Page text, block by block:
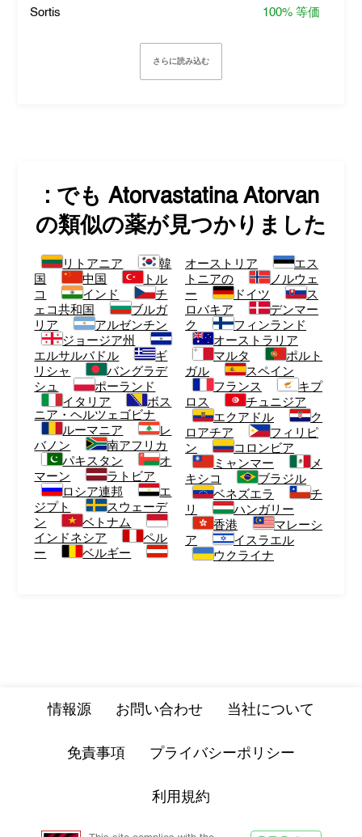
Sortis 100% 等価
さらに読み込む
: でも Atorvastatina Atorvan
の類似の薬が見つかりました
リトアニア
韓
国
中国
トル
コ
インド
チ
ェコ共和国
ブルガ
リア
アルゼンチン
ジョージア州
エルサルバドル
ギ
リシャ
バングラデ
シュ
ポーランド
イタリア
ボス
ニア・ヘルツェゴビナ
ルーマニア
レ
バノン
南アフリカ
パキスタン
オ
マーン
ラトビア
ロシア連邦
エ
ジプト
スウェーデ
ン
ベトナム
インドネシア
ペル
ー
ベルギー
オーストリア
エス
トニアの
ノルウェ
ー
ドイツ
ス
ロバキア
デンマー
ク
フィンランド
オーストラリア
マルタ
ポルト
ガル
スペイン
フランス
キプ
ロス
チュニジア
エクアドル
ク
ロアチア
フィリピ
ン
コロンビア
ミャンマー
メ
キシコ
ブラジル
ベネズエラ
チ
リ
ハンガリー
香港
マレーシ
ア
イスラエル
ウクライナ
情報源 お問い合わせ 当社について
免責事項 プライバシーポリシー
利用規約